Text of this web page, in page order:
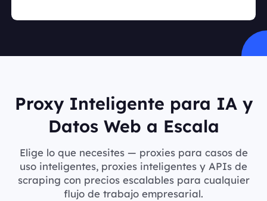
Proxy Inteligente para IA y
Datos Web a Escala
Elige lo que necesites — proxies para casos de
uso inteligentes, proxies inteligentes y APIs de
scraping con precios escalables para cualquier
flujo de trabajo empresarial.